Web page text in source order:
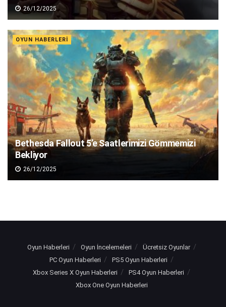
26/12/2025
OYUN HABERLERI
Bethesda Fallout 5’e Saatlerimizi Gömmemizi
Bekliyor
26/12/2025
Oyun Haberleri Oyun İncelemeleri
Ücretsiz Oyunlar
PC Oyun Haberleri
PS5 Oyun Haberleri
Xbox Series X Oyun Haberleri
PS4 Oyun Haberleri
Xbox One Oyun Haberleri